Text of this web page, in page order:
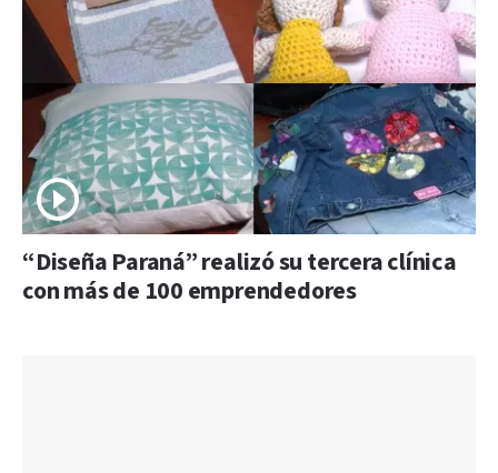
“Diseña Paraná” realizó su tercera clínica
con más de 100 emprendedores